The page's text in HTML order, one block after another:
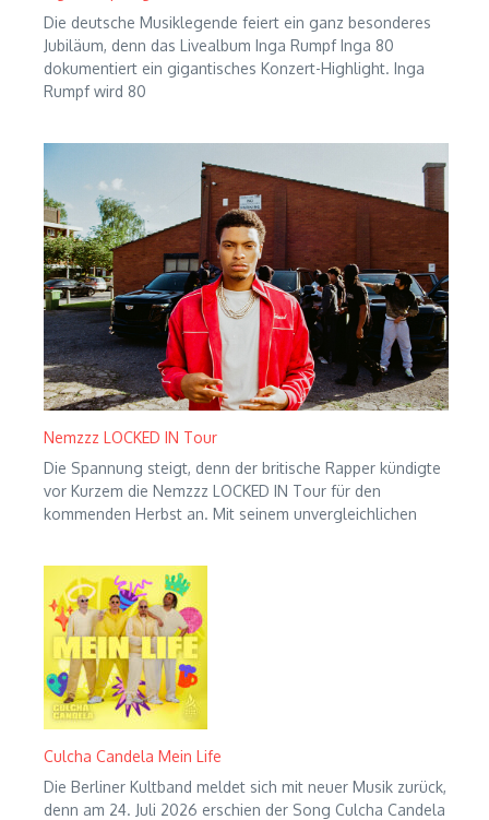
Die deutsche Musiklegende feiert ein ganz besonderes
Jubiläum, denn das Livealbum Inga Rumpf Inga 80
dokumentiert ein gigantisches Konzert-Highlight. Inga
Rumpf wird 80
Nemzzz LOCKED IN Tour
Die Spannung steigt, denn der britische Rapper kündigte
vor Kurzem die Nemzzz LOCKED IN Tour für den
kommenden Herbst an. Mit seinem unvergleichlichen
Culcha Candela Mein Life
Die Berliner Kultband meldet sich mit neuer Musik zurück,
denn am 24. Juli 2026 erschien der Song Culcha Candela